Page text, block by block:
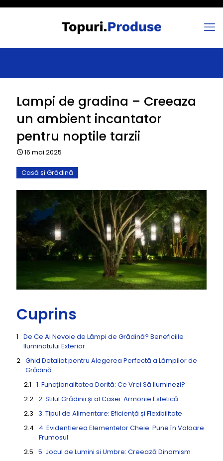
Lampi de gradina – Creeaza
un ambient incantator
pentru noptile tarzii
16 mai 2025
Casă și Grădină
Cuprins
De Ce Ai Nevoie de Lămpi de Grădină? Beneficiile
Iluminatului Exterior
Ghid Detaliat pentru Alegerea Perfectă a Lămpilor de
Grădină
1. Funcționalitatea Dorită: Ce Vrei Să Iluminezi?
2. Stilul Grădinii și al Casei: Armonie Estetică
3. Tipul de Alimentare: Eficiență și Flexibilitate
4. Evidențierea Elementelor Cheie: Pune în Valoare
Frumosul
5. Jocul de Lumini și Umbre: Creează Dinamism